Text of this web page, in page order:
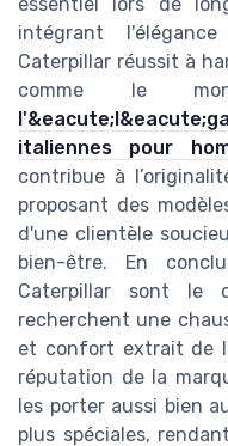
intégrant
Caterpillar réussit à
comme le
italiennes pour
contribue à
proposant des
d'une clientèle
bien-être. En
Caterpillar sont le
recherchent une
et confort extrait de
réputation de la
les porter aussi bien
plus spéciales,